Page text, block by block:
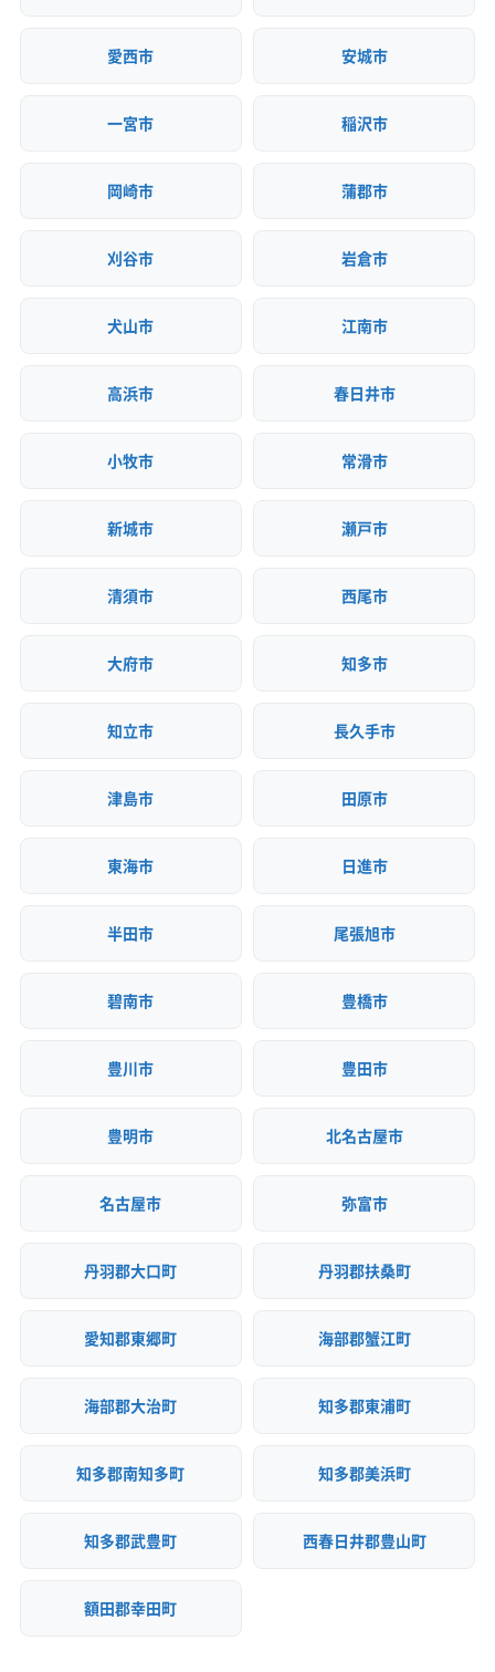
愛西市 安城市
一宮市 稲沢市
岡崎市 蒲郡市
刈谷市 岩倉市
犬山市 江南市
高浜市 春日井市
小牧市 常滑市
新城市 瀬戸市
清須市 西尾市
大府市 知多市
知立市 長久手市
津島市 田原市
東海市 日進市
半田市 尾張旭市
碧南市 豊橋市
豊川市 豊田市
豊明市 北名古屋市
名古屋市 弥富市
丹羽郡大口町 丹羽郡扶桑町
愛知郡東郷町 海部郡蟹江町
海部郡大治町 知多郡東浦町
知多郡南知多町 知多郡美浜町
知多郡武豊町 西春日井郡豊山町
額田郡幸田町